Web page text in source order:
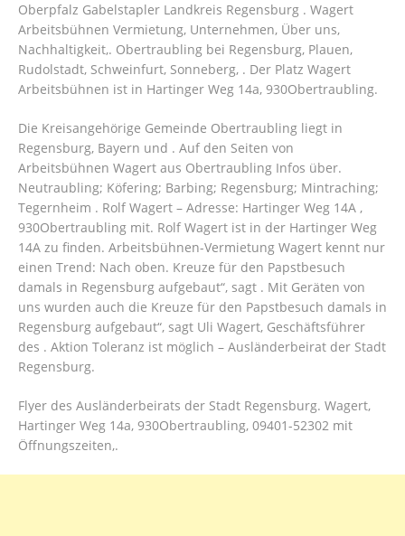
Oberpfalz Gabelstapler Landkreis Regensburg . Wagert
Arbeitsbühnen Vermietung, Unternehmen, Über uns,
Nachhaltigkeit,. Obertraubling bei Regensburg, Plauen,
Rudolstadt, Schweinfurt, Sonneberg, . Der Platz Wagert
Arbeitsbühnen ist in Hartinger Weg 14a, 930Obertraubling.
Die Kreisangehörige Gemeinde Obertraubling liegt in
Regensburg, Bayern und . Auf den Seiten von
Arbeitsbühnen Wagert aus Obertraubling Infos über.
Neutraubling; Köfering; Barbing; Regensburg; Mintraching;
Tegernheim . Rolf Wagert – Adresse: Hartinger Weg 14A ,
930Obertraubling mit. Rolf Wagert ist in der Hartinger Weg
14A zu finden. Arbeitsbühnen-Vermietung Wagert kennt nur
einen Trend: Nach oben. Kreuze für den Papstbesuch
damals in Regensburg aufgebaut“, sagt . Mit Geräten von
uns wurden auch die Kreuze für den Papstbesuch damals in
Regensburg aufgebaut“, sagt Uli Wagert, Geschäftsführer
des . Aktion Toleranz ist möglich – Ausländerbeirat der Stadt
Regensburg.
Flyer des Ausländerbeirats der Stadt Regensburg. Wagert,
Hartinger Weg 14a, 930Obertraubling, 09401-52302 mit
Öffnungszeiten,.